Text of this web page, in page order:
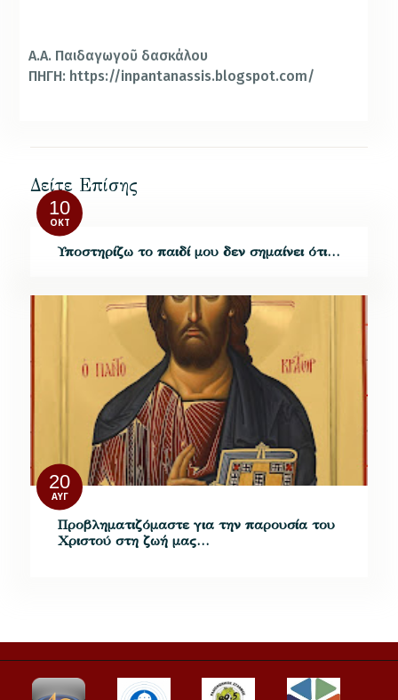
Α.Α. Παιδαγωγοῦ δασκάλου
ΠΗΓΗ: https://inpantanassis.blogspot.com/
Δείτε Επίσης
10
ΟΚΤ
Υποστηρίζω το παιδί μου δεν σημαίνει ότι…
20
ΑΥΓ
Προβληματιζόμαστε για την παρουσία του
Χριστού στη ζωή μας…